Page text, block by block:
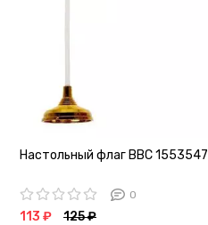
Настольный флаг ВВС 1553547
0
113 ₽ 125 ₽